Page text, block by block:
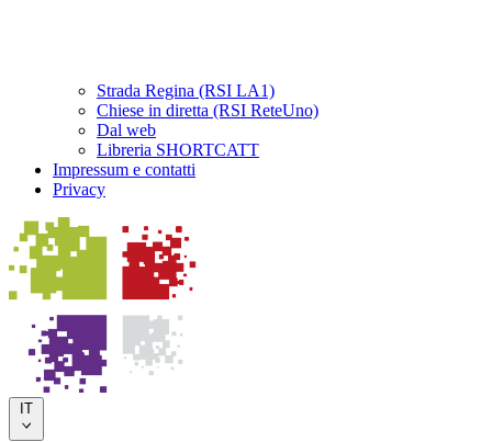
Strada Regina (RSI LA1)
Chiese in diretta (RSI ReteUno)
Dal web
Libreria SHORTCATT
Impressum e contatti
Privacy
IT